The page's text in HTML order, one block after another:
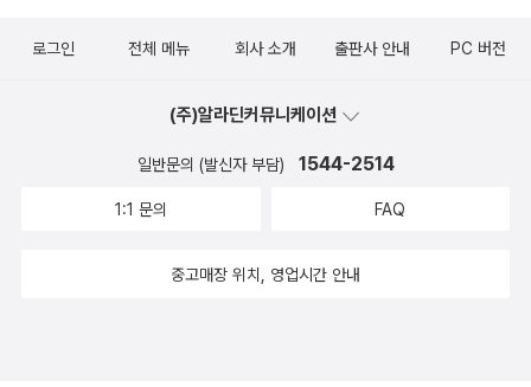
나타나지 않는 부분들을 살피며 인간적인 발전을 추적합니다. 다윈
일화 등을 통해 박물학자 다윈을 이해하는 열쇠가 되는 흥미진진한
다. 찰스 다윈의 할아버지 이레즈머스 역시 진화론의 선두주자였고,
는 지금도 도자기, 식기로 유명한 웨지우드 가문의 딸이었습니다. 이
런 유복한 연구인 집안이라 학자의 길을 걷는 것이 자연스러웠을 겁
하는 귀족층도 아니고, 하루하루 근근이 살아가는 서민계급도 아니었
라고 하는 사람들도 있었지만 연구가 자유로웠지 그의 주장을 자유롭
로그인 전체 메뉴 회사 소개 출판사 안내 PC 버전
(주)알라딘커뮤니케이션
일반문의 (발신자 부담) 1544-2514
1:1 문의 FAQ
중고매장 위치, 영업시간 안내